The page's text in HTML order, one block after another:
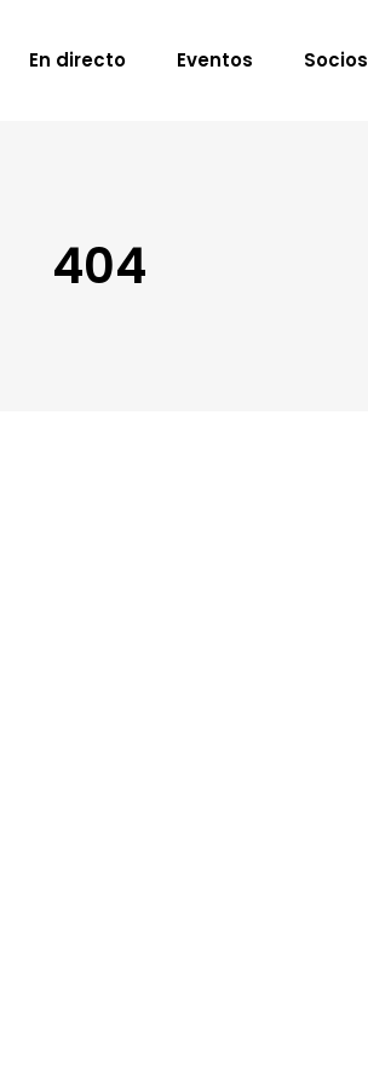
En directo Eventos Socios
404